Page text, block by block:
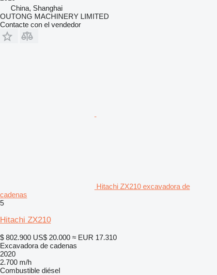
China, Shanghai
OUTONG MACHINERY LIMITED
Contacte con el vendedor
Hitachi ZX210 excavadora de
cadenas
5
Hitachi ZX210
$ 802.900 US$ 20.000 ≈ EUR 17.310
Excavadora de cadenas
2020
2.700 m/h
Combustible diésel